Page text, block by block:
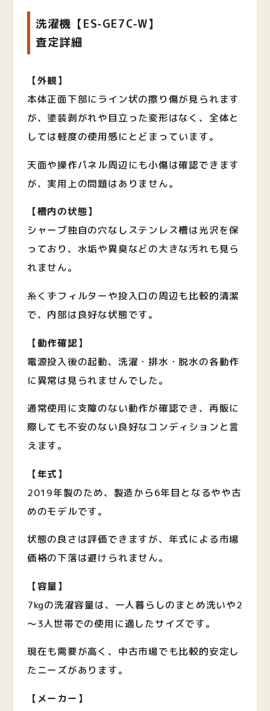
洗濯機【ES-GE7C-W】
査定詳細
【外観】
本体正面下部にライン状の擦り傷が見られます
が、塗装剥がれや目立った変形はなく、全体と
しては軽度の使用感にとどまっています。
天面や操作パネル周辺にも小傷は確認できます
が、実用上の問題はありません。
【槽内の状態】
シャープ独自の穴なしステンレス槽は光沢を保
っており、水垢や異臭などの大きな汚れも見ら
れません。
糸くずフィルターや投入口の周辺も比較的清潔
で、内部は良好な状態です。
【動作確認】
電源投入後の起動、洗濯・排水・脱水の各動作
に異常は見られませんでした。
通常使用に支障のない動作が確認でき、再販に
際しても不安のない良好なコンディションと言
えます。
【年式】
2019年製のため、製造から6年目となるやや古
めのモデルです。
状態の良さは評価できますが、年式による市場
価格の下落は避けられません。
【容量】
7kgの洗濯容量は、一人暮らしのまとめ洗いや2
～3人世帯での使用に適したサイズです。
現在も需要が高く、中古市場でも比較的安定し
たニーズがあります。
【メーカー】